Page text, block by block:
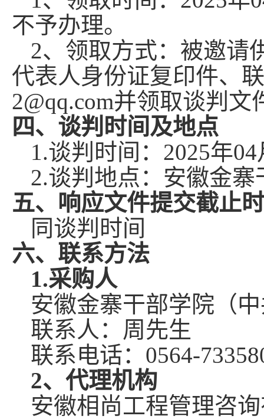
不予办理。
2、领取方式：被邀请
代表人身份证复印件、
2@qq.com并领取谈判文
四、谈判时间及地点
1.谈判时间： 2025年
2.谈判地点： 安徽金寨
五、响应文件提交截止
同谈判时间
六、 联系方法
1.采购人
安徽金寨干部学院（
联系人： 周先生
联系电话： 0564-
2、代理机构
安徽相尚工程管理咨